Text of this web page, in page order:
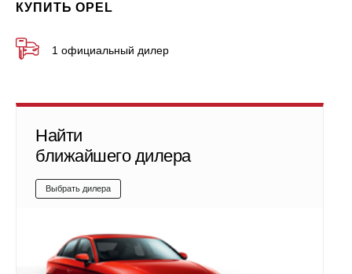
КУПИТЬ OPEL
1 официальный дилер
Найти
ближайшего дилера
Выбрать дилера